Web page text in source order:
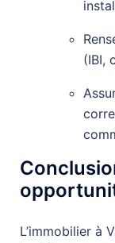
(IBI,
L’immobilier à